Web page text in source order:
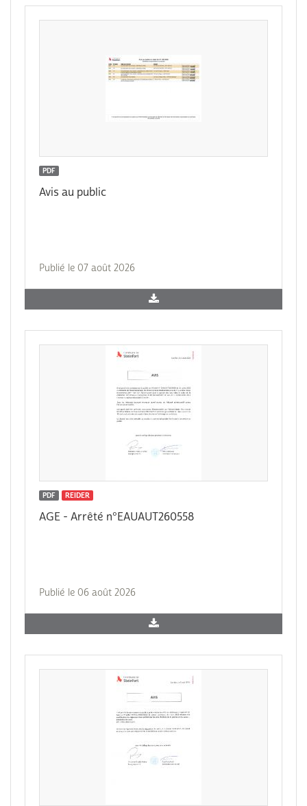
PDF
Avis au public
Publié le 07 août 2026
PDF REIDER
AGE - Arrêté n°EAUAUT260558
Publié le 06 août 2026